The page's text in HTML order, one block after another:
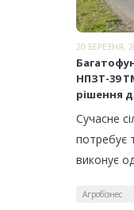
20 БЕРЕЗНЯ,
НПЗТ-39
рішення
Сучасне
потребує
виконує
Агробізнес